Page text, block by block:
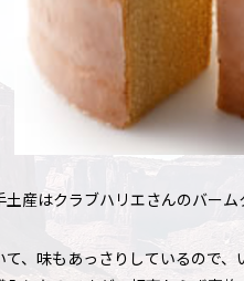
産はクラブハリエさんのバーム
て、味もあっさりしているので